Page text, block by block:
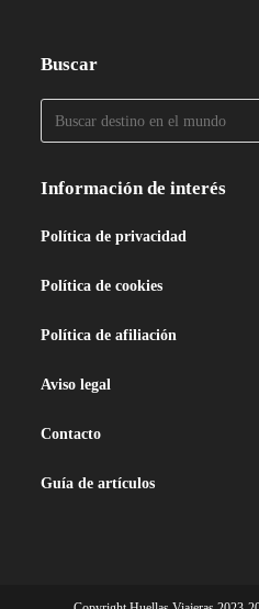
Buscar
Información de interés
Política de privacidad
Política de cookies
Política de afiliación
Aviso legal
Contacto
Guía de artículos